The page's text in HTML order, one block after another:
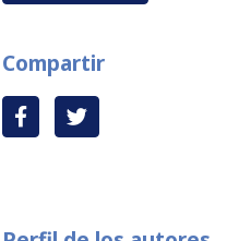
Compartir